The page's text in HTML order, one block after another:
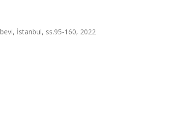
İstanbul, ss.95-160, 2022